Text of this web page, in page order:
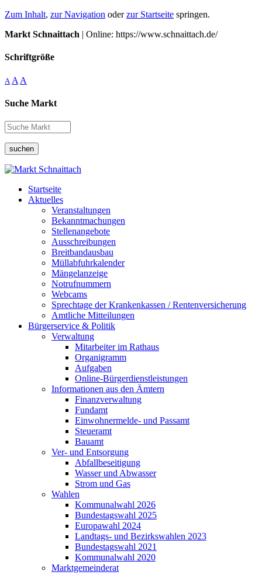
Zum Inhalt, zur Navigation oderzur Startseite springen.
Markt Schnaittach | Online: https://www.schnaittach.de/
Schriftgröße
A A A
Suche Markt
suchen
Startseite
Aktuelles
Veranstaltungen
Bekanntmachungen
Stellenangebote
Ausschreibungen
Breitbandausbau
Müllabfuhrkalender
Mängelanzeige
Notrufnummern
Webcams
Sprechtage der Krankenkassen / Rentenversicherung
Amtliche Mitteilungen
Bürgerservice & Politik
Verwaltung
Mitarbeiter im Rathaus
Organigramm
Aufgaben
Online-Bürgerdienstleistungen
Informationen aus den Ämtern
Finanzverwaltung
Fundamt
Einwohnermelde- und Passamt
Steueramt
Bauamt
Ver- und Entsorgung
Abfallbeseitigung
Wasser und Abwasser
Strom und Gas
Wahlen
Kommunalwahl 2026
Bundestagswahl 2025
Europawahl 2024
Landtags- und Bezirkswahlen 2023
Bundestagswahl 2021
Kommunalwahl 2020
Marktgemeinderat